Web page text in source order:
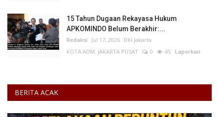
15 Tahun Dugaan Rekayasa Hukum
APKOMINDO Belum Berakhir:...
Redaksi Jul 17, 2026 DKI Jakarta
KOTA ADM. JAKARTA PUSAT
0 45 Laporkan
BERITA ACAK